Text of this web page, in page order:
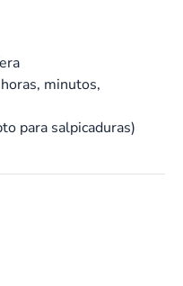
minutos,
para salpicaduras)